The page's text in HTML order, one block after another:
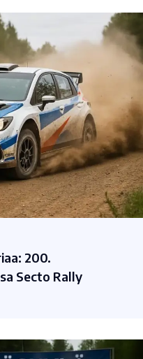
200.
Secto Rally